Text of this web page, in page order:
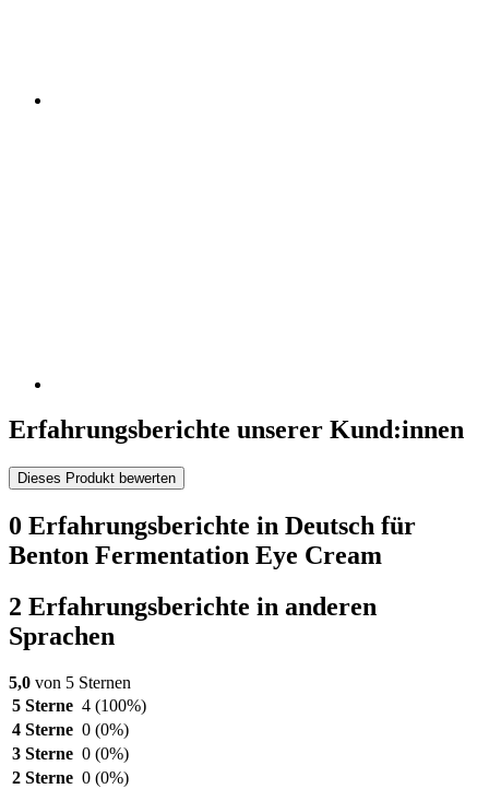
Erfahrungsberichte unserer Kund:innen
Dieses Produkt bewerten
0 Erfahrungsberichte in Deutsch für
Benton Fermentation Eye Cream
2 Erfahrungsberichte in anderen
Sprachen
5,0 von 5 Sternen
5 Sterne 4 (100%)
4 Sterne 0 (0%)
3 Sterne 0 (0%)
2 Sterne 0 (0%)